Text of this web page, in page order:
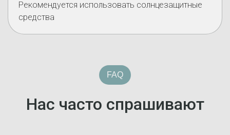
Рекомендуется использовать солнцезащитные
средства
FAQ
Нас часто спрашивают